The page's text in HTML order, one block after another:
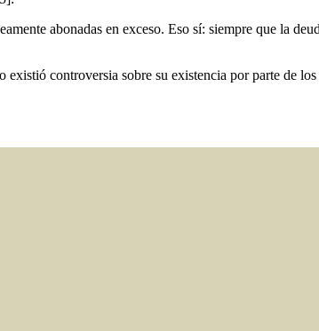
abonadas en exceso. Eso sí: siempre que la
controversia sobre su existencia por parte de